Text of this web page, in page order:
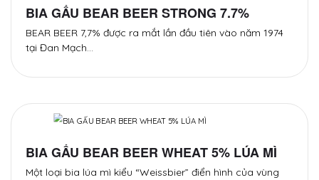
BIA GẤU BEAR BEER STRONG 7.7%
BEAR BEER 7,7% được ra mắt lần đầu tiên vào năm 1974
tại Đan Mạch…
BIA GẤU BEAR BEER WHEAT 5% LÚA MÌ
Một loại bia lúa mì kiểu “Weissbier” điển hình của vùng